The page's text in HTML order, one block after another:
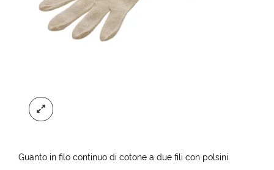
Guanto in filo continuo di cotone a due fili con polsini.